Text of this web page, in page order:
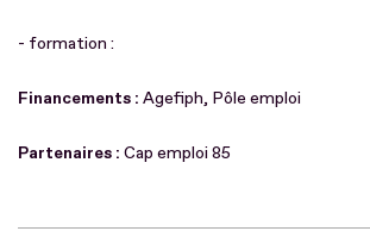
- formation :
Financements : Agefiph, Pôle emploi
Partenaires : Cap emploi 85